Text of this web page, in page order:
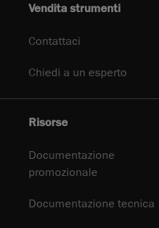
Vendita strumenti
Contattaci
Chiedi a un esperto
Risorse
Documentazione
promozionale
Documentazione tecnica